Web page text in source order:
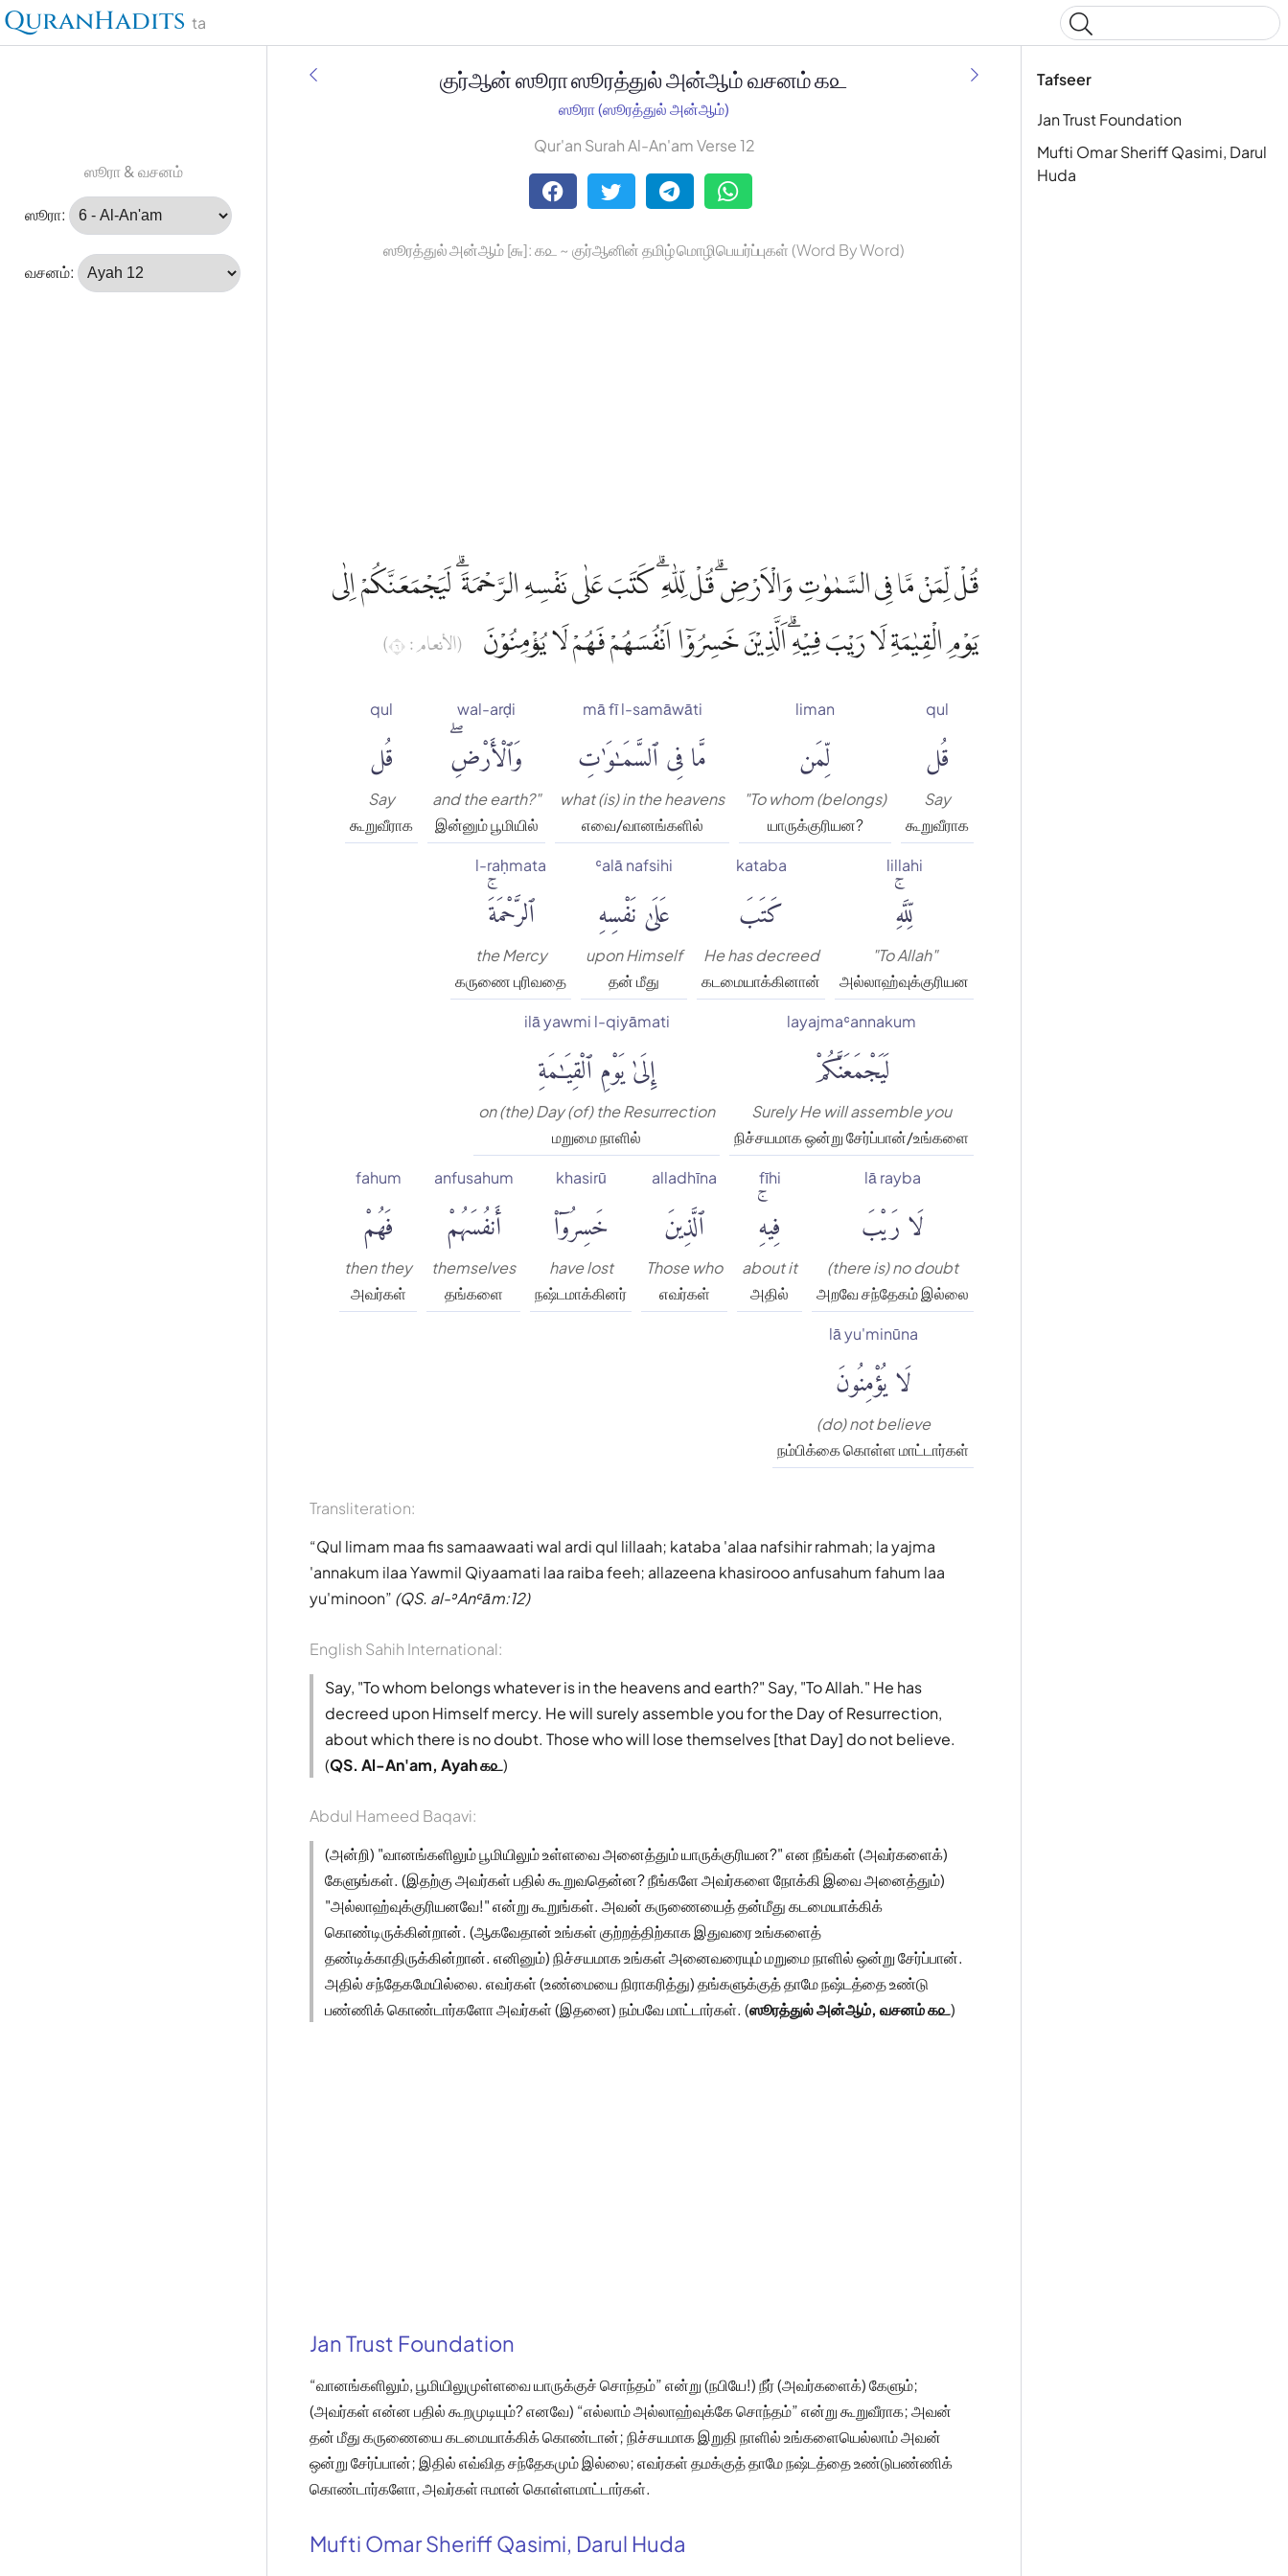
QuranHadits ta
ஸூரா & வசனம்
ஸூரா:
வசனம்:
Tafseer
Jan Trust Foundation
Mufti Omar Sheriff Qasimi, Darul
Huda
குர்ஆன் ஸூரா ஸூரத்துல் அன்ஆம் வசனம் ௧௨
ஸூரா (ஸூரத்துல் அன்ஆம்)
Qur'an Surah Al-An'am Verse 12
ஸூரத்துல் அன்ஆம் [௬]: ௧௨ ~ குர்ஆனின் தமிழ் மொழிபெயர்ப்புகள் (Word By Word)
قُلْ لِّمَنْ مَّا فِى السَّمٰوٰتِ وَالْاَرْضِۗ قُلْ لِّلّٰهِ ۗ كَتَبَ عَلٰى نَفْسِهِ الرَّحْمَةَ ۗ لَيَجْمَعَنَّكُمْ اِلٰى
يَوْمِ الْقِيٰمَةِ لَا رَيْبَ فِيْهِۗ اَلَّذِيْنَ خَسِرُوْٓا اَنْفُسَهُمْ فَهُمْ لَا يُؤْمِنُوْنَ
(الأنعام : ٦)
qul
قُل
Say
கூறுவீராக
liman
لِّمَن
"To whom (belongs)
யாருக்குரியன?
mā fī l-samāwāti
مَّا فِى ٱلسَّمَٰوَٰتِ
what (is) in the heavens
எவை/வானங்களில்
wal-arḍi
وَٱلْأَرْضِۖ
and the earth?"
இன்னும் பூமியில்
qul
قُل
Say
கூறுவீராக
lillahi
لِّلَّهِۚ
"To Allah"
அல்லாஹ்வுக்குரியன
kataba
كَتَبَ
He has decreed
கடமையாக்கினான்
ʿalā nafsihi
عَلَىٰ نَفْسِهِ
upon Himself
தன் மீது
l-raḥmata
ٱلرَّحْمَةَۚ
the Mercy
கருணை புரிவதை
layajmaʿannakum
لَيَجْمَعَنَّكُمْ
Surely He will assemble you
நிச்சயமாக ஒன்று சேர்ப்பான்/உங்களை
ilā yawmi l-qiyāmati
إِلَىٰ يَوْمِ ٱلْقِيَٰمَةِ
on (the) Day (of) the Resurrection
மறுமை நாளில்
lā rayba
لَا رَيْبَ
(there is) no doubt
அறவே சந்தேகம் இல்லை
fīhi
فِيهِۚ
about it
அதில்
alladhīna
ٱلَّذِينَ
Those who
எவர்கள்
khasirū
خَسِرُوٓا۟
have lost
நஷ்டமாக்கினர்
anfusahum
أَنفُسَهُمْ
themselves
தங்களை
fahum
فَهُمْ
then they
அவர்கள்
lā yu'minūna
لَا يُؤْمِنُونَ
(do) not believe
நம்பிக்கை கொள்ள மாட்டார்கள்
Transliteration:
Qul limam maa fis samaawaati wal ardi qul lillaah; kataba 'alaa nafsihir rahmah; la yajma
'annakum ilaa Yawmil Qiyaamati laa raiba feeh; allazeena khasirooo anfusahum fahum laa
yu'minoon (QS. al-ʾAnʿām:12)
English Sahih International:
Say, "To whom belongs whatever is in the heavens and earth?" Say, "To Allah." He has
decreed upon Himself mercy. He will surely assemble you for the Day of Resurrection,
about which there is no doubt. Those who will lose themselves [that Day] do not believe.
(QS. Al-An'am, Ayah ௧௨)
Abdul Hameed Baqavi:
(அன்றி) "வானங்களிலும் பூமியிலும் உள்ளவை அனைத்தும் யாருக்குரியன?" என நீங்கள் (அவர்களைக்)
கேளுங்கள். (இதற்கு அவர்கள் பதில் கூறுவதென்ன? நீங்களே அவர்களை நோக்கி இவை அனைத்தும்)
"அல்லாஹ்வுக்குரியனவே!" என்று கூறுங்கள். அவன் கருணையைத் தன்மீது கடமையாக்கிக்
கொண்டிருக்கின்றான். (ஆகவேதான் உங்கள் குற்றத்திற்காக இதுவரை உங்களைத்
தண்டிக்காதிருக்கின்றான். எனினும்) நிச்சயமாக உங்கள் அனைவரையும் மறுமை நாளில் ஒன்று சேர்ப்பான்.
அதில் சந்தேகமேயில்லை. எவர்கள் (உண்மையை நிராகரித்து) தங்களுக்குத் தாமே நஷ்டத்தை உண்டு
பண்ணிக் கொண்டார்களோ அவர்கள் (இதனை) நம்பவே மாட்டார்கள். (ஸூரத்துல் அன்ஆம், வசனம் ௧௨)
Jan Trust Foundation
“வானங்களிலும், பூமியிலுமுள்ளவை யாருக்குச் சொந்தம்” என்று (நபியே!) நீர் (அவர்களைக்) கேளும்;
(அவர்கள் என்ன பதில் கூறமுடியும்? எனவே) “எல்லாம் அல்லாஹ்வுக்கே சொந்தம்” என்று கூறுவீராக; அவன்
தன் மீது கருணையை கடமையாக்கிக் கொண்டான்; நிச்சயமாக இறுதி நாளில் உங்களையெல்லாம் அவன்
ஒன்று சேர்ப்பான்; இதில் எவ்வித சந்தேகமும் இல்லை; எவர்கள் தமக்குத் தாமே நஷ்டத்தை உண்டுபண்ணிக்
கொண்டார்களோ, அவர்கள் ஈமான் கொள்ளமாட்டார்கள்.
Mufti Omar Sheriff Qasimi, Darul Huda